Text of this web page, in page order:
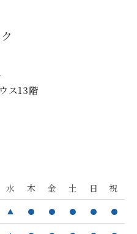
ス13階
水 木 金 土 日
祝